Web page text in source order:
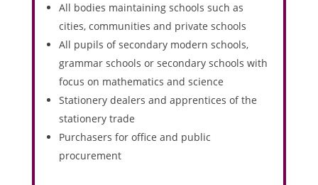
All bodies maintaining schools such as
cities, communities and private schools
All pupils of secondary modern schools,
grammar schools or secondary schools with
focus on mathematics and science
Stationery dealers and apprentices of the
stationery trade
Purchasers for office and public
procurement